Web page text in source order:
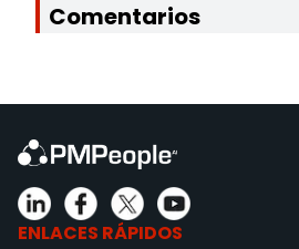
Comentarios
ENLACES RÁPIDOS